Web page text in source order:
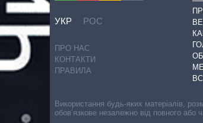
УКР РОС
ПРО НАС
КОНТАКТИ
ПРАВИЛА
Використання будь-яких матеріалів,
обов’язкове незалежно від повного або